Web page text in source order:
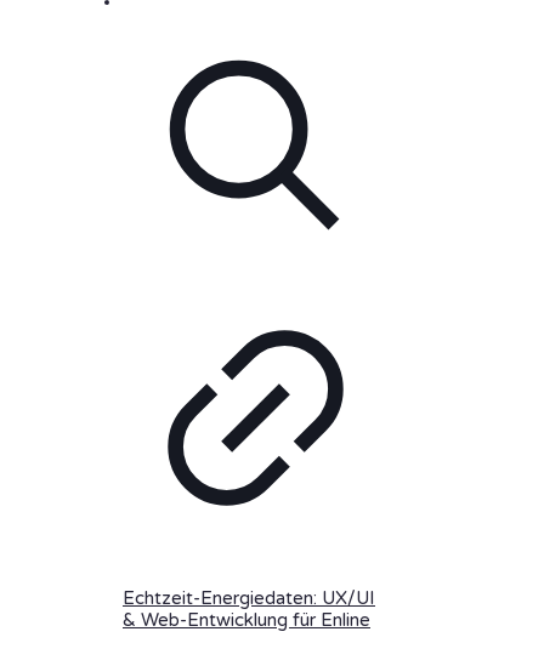
Echtzeit-Energiedaten: UX/UI
& Web-Entwicklung für Enline